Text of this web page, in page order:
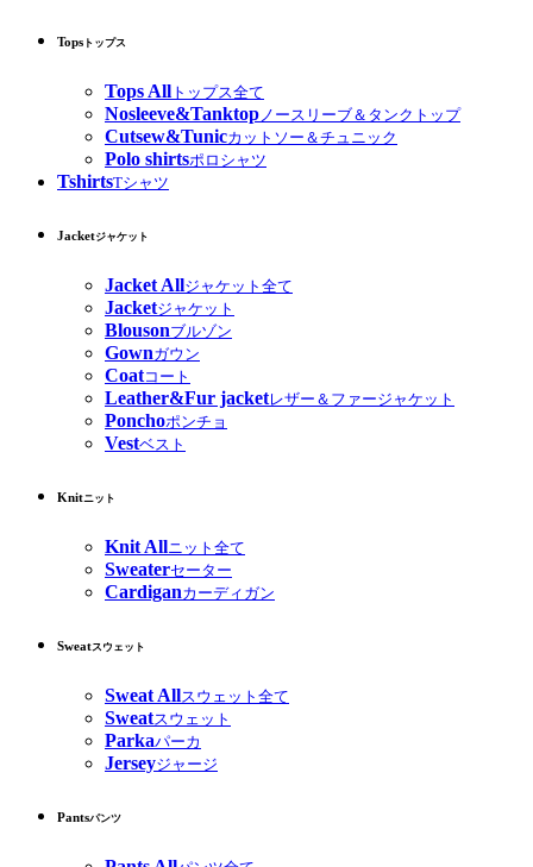
Tops トップス
Tops All トップス全て
Nosleeve&Tanktop ノースリーブ＆タンクトップ
Cutsew&Tunicカットソー＆チュニック
Polo shirtsポロシャツ
TshirtsTシャツ
Jacketジャケット
Jacket Allジャケット全て
Jacketジャケット
Blousonブルゾン
Gownガウン
Coatコート
Leather&Fur jacketレザー＆ファージャケット
Ponchoポンチョ
Vestベスト
Knitニット
Knit Allニット全て
Sweaterセーター
Cardiganカーディガン
Sweatスウェット
Sweat Allスウェット全て
Sweatスウェット
Parkaパーカ
Jerseyジャージ
Pantsパンツ